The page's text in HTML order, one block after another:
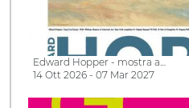
Edward Hopper - mostra a…
14 Ott 2026 - 07 Mar 2027